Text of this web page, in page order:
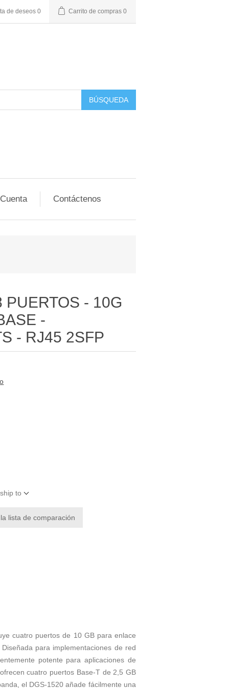
de deseos 0 Carrito de compras 0
BÚSQUEDA
Contáctenos
- 10G
-
- RJ45 2SFP
to
lista de comparación
cuatro puertos de 10 GB para enlace
para implementaciones de red
potente para aplicaciones de
cuatro puertos Base-T de 2,5 GB
el DGS-1520 añade fácilmente una